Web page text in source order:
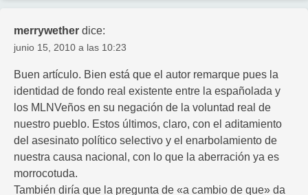
merrywether dice:
junio 15, 2010 a las 10:23
Buen artículo. Bien está que el autor remarque pues la
identidad de fondo real existente entre la españolada y
los MLNVeños en su negación de la voluntad real de
nuestro pueblo. Estos últimos, claro, con el aditamiento
del asesinato político selectivo y el enarbolamiento de
nuestra causa nacional, con lo que la aberración ya es
morrocotuda.
También diría que la pregunta de «a cambio de que» da